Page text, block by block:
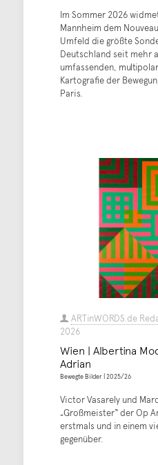
Im Sommer 2026
Mannheim dem
Umfeld die größte
Deutschland seit mehr
umfassenden,
Kartografie der
Paris.
ARTinWORDS.de
2026
Wien | Albertina
Adrian
Bewegte Bilder | 2025/26
Victor Vasarely und
„Großmeister“ der Op
erstmals und in einem
gegenüber.